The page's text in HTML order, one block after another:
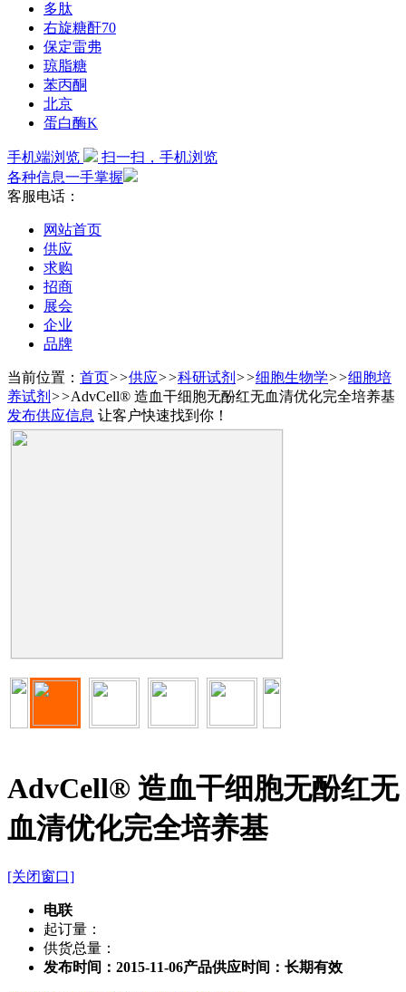
多肽
右旋糖酐70
保定雷弗
琼脂糖
苯丙酮
北京
蛋白酶K
手机端浏览
扫一扫，手机浏览
各种信息一手掌握
客服电话：
网站首页
供应
求购
招商
展会
企业
品牌
当前位置： 首页>>供应>>科研试剂 >>细胞生物学>>细胞培
养试剂 >>AdvCell® 造血干细胞无酚红无血清优化完全培养基
发布供应信息 让客户快速找到你！
AdvCell® 造血干细胞无酚红无
血清优化完全培养基
[关闭窗口]
电联
起订量：
供货总量：
发布时间：2015-11-06产品供应时间：长期有效